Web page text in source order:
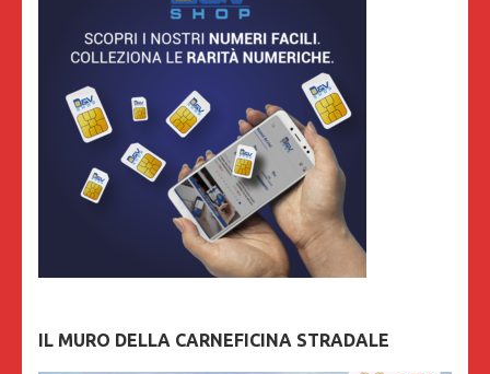
IL MURO DELLA CARNEFICINA STRADALE